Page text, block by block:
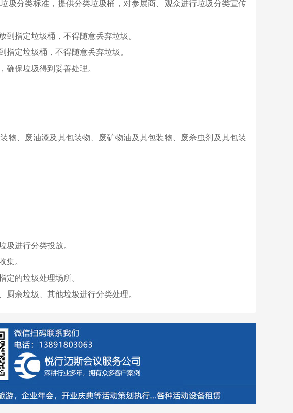
圾分类标准，提供分类垃圾桶，对参展商、观众进行垃圾分类宣传
到指定垃圾桶，不得随意丢弃垃圾。
指定垃圾桶，不得随意丢弃垃圾。
确保垃圾得到妥善处理。
物、废油漆及其包装物、废矿物油及其包装物、废杀虫剂及其包装
圾进行分类投放。
集。
定的垃圾处理场所。
厨余垃圾、其他垃圾进行分类处理。